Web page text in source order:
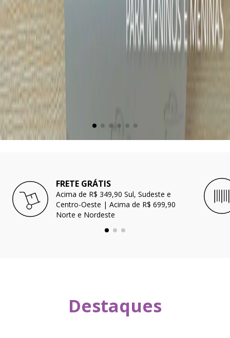
FRETE GRÁTIS
Acima de R$ 349,90 Sul, Sudeste e
Centro-Oeste | Acima de R$ 699,90
Norte e Nordeste
Destaques